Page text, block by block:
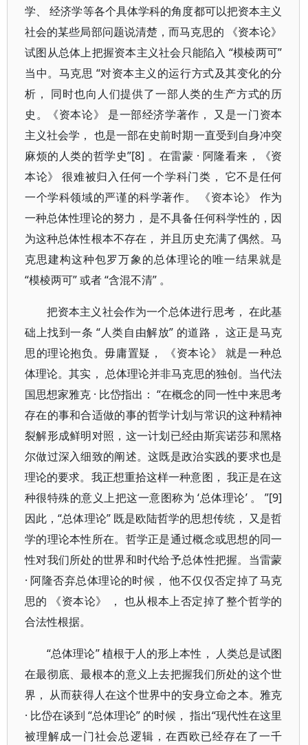
学、 经济学等各个具体学科的角度都可以把资本主义
社会的某些局部问题说清楚，而马克思的 《资本论》
试图从总体上把握资本主义社会只能陷入 “模棱两可”
当中。马克思 “对资本主义的运行方式及其变化的分
析， 同时也向人们提供了一部人类的生产方式的历
史。《资本论》 是一部经济学著作， 又是一门资本
主义社会学， 也是一部在史前时期一直受到自身冲突
麻烦的人类的哲学史”[8] 。在雷蒙 · 阿隆看来，《资
本论》 很难被归入任何一个学科门类， 它不是任何
一个学科领域的严谨的科学著作。 《资本论》 作为
一种总体性理论的努力， 是不具备任何科学性的，因
为这种总体性根本不存在， 并且历史充满了偶然。马
克思建构这种包罗万象的总体理论的唯一结果就是
“模棱两可” 或者 “含混不清” 。
把资本主义社会作为一个总体进行思考， 在此基
础上找到一条 “人类自由解放” 的道路， 这正是马克
思的理论抱负。毋庸置疑， 《资本论》 就是一种总
体理论。其实， 总体理论并非马克思的独创。当代法
国思想家雅克 · 比岱指出： “在概念的同一性中来思考
存在的事和合适做的事的哲学计划与常识的这种精神
裂解形成鲜明对照，这一计划已经由斯宾诺莎和黑格
尔做过深入细致的阐述。这既是政治实践的要求也是
理论的要求。我正想重拾这样一种意图， 我正是在这
种很特殊的意义上把这一意图称为 ‘总体理论’ 。 ”[9]
因此，“总体理论” 既是欧陆哲学的思想传统， 又是哲
学的理论本性所在。哲学正是通过概念或思想的同一
性对我们所处的世界和时代给予总体性把握。当雷蒙
· 阿隆否弃总体理论的时候， 他不仅仅否定掉了马克
思的 《资本论》 ， 也从根本上否定掉了整个哲学的
合法性根据。
“总体理论” 植根于人的形上本性， 人类总是试图
在最彻底、最根本的意义上去把握我们所处的这个世
界， 从而获得人在这个世界中的安身立命之本。雅克
· 比岱在谈到 “总体理论” 的时候， 指出“现代性在这里
被理解成一门社会总逻辑，在西欧已经存在了一千